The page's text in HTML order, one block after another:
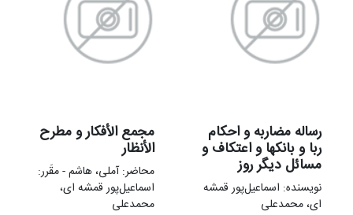
رساله مضاربه و احکام
ربا و بانکها و اعتکاف و
مسائل دیگر روز
نویسنده: اسماعیل‌پور قمشه
ای، محمدعلی
مجمع الأفکار و مطرح
الأنظار
محاضر: آملی، هاشم - مقَرر:
اسماعیل‌پور قمشه ای،
محمدعلی